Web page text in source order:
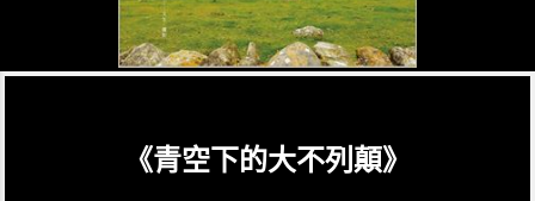
《青空下的大不列顛》